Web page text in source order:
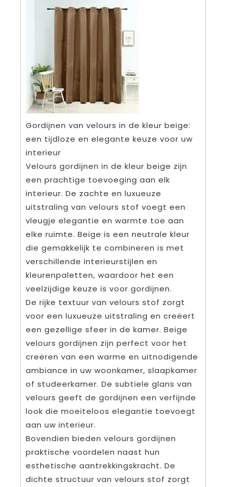
Gordijnen van velours in de kleur beige:
een tijdloze en elegante keuze voor uw
interieur
Velours gordijnen in de kleur beige zijn
een prachtige toevoeging aan elk
interieur. De zachte en luxueuze
uitstraling van velours stof voegt een
vleugje elegantie en warmte toe aan
elke ruimte. Beige is een neutrale kleur
die gemakkelijk te combineren is met
verschillende interieurstijlen en
kleurenpaletten, waardoor het een
veelzijdige keuze is voor gordijnen.
De rijke textuur van velours stof zorgt
voor een luxueuze uitstraling en creëert
een gezellige sfeer in de kamer. Beige
velours gordijnen zijn perfect voor het
creëren van een warme en uitnodigende
ambiance in uw woonkamer, slaapkamer
of studeerkamer. De subtiele glans van
velours geeft de gordijnen een verfijnde
look die moeiteloos elegantie toevoegt
aan uw interieur.
Bovendien bieden velours gordijnen
praktische voordelen naast hun
esthetische aantrekkingskracht. De
dichte structuur van velours stof zorgt